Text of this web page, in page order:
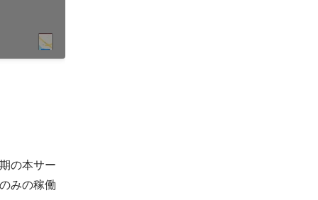
の本サー
みの稼働